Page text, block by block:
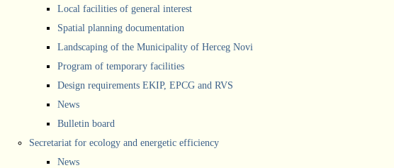
Local facilities of general interest
Spatial planning documentation
Landscaping of the Municipality of Herceg Novi
Program of temporary facilities
Design requirements EKIP, EPCG and RVS
News
Bulletin board
Secretariat for ecology and energetic efficiency
News